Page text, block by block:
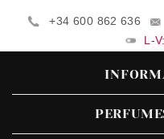
+34 600 862 636
L-